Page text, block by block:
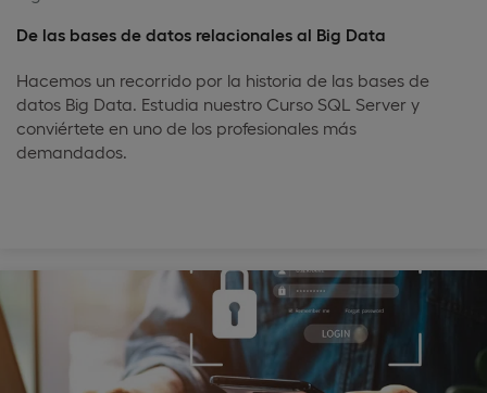
De las bases de datos relacionales al Big Data
Hacemos un recorrido por la historia de las bases de
datos Big Data. Estudia nuestro Curso SQL Server y
conviértete en uno de los profesionales más
demandados.